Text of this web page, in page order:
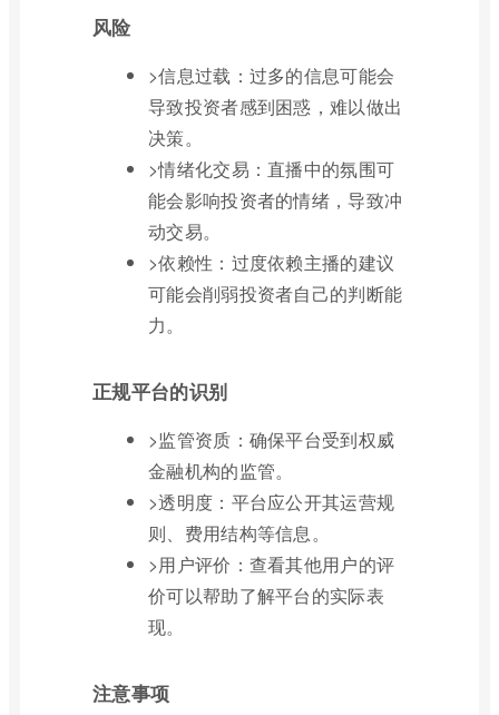
风险
>信息过载：过多的信息可能会
导致投资者感到困惑，难以做出
决策。
>情绪化交易：直播中的氛围可
能会影响投资者的情绪，导致冲
动交易。
>依赖性：过度依赖主播的建议
可能会削弱投资者自己的判断能
力。
正规平台的识别
>监管资质：确保平台受到权威
金融机构的监管。
>透明度：平台应公开其运营规
则、费用结构等信息。
>用户评价：查看其他用户的评
价可以帮助了解平台的实际表
现。
注意事项